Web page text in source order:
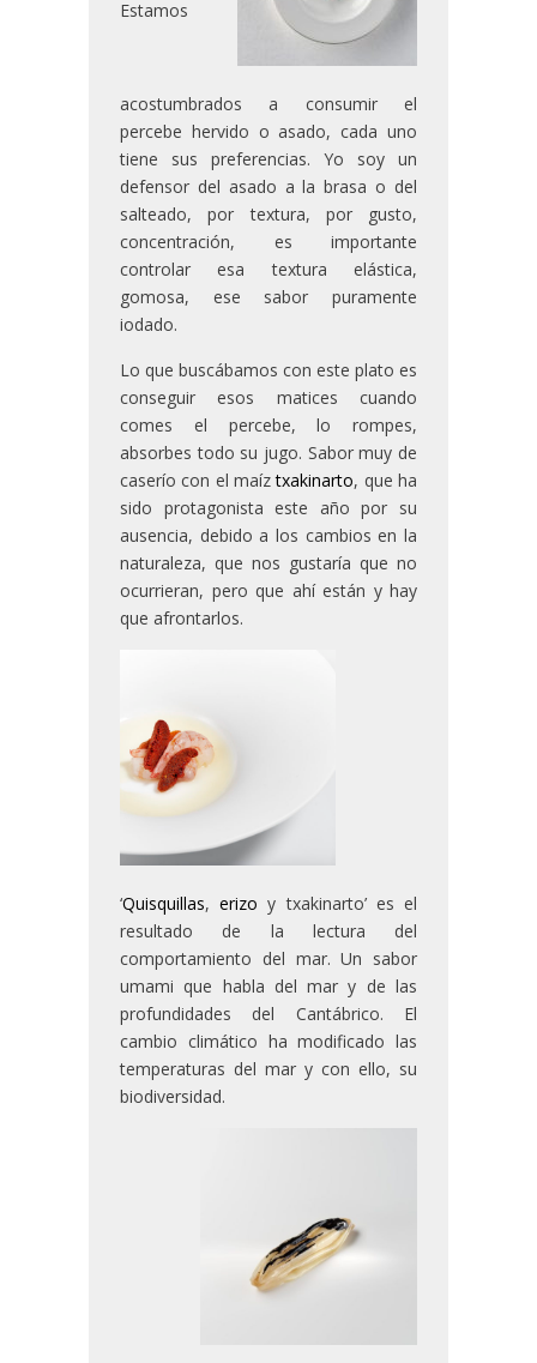
Estamos
acostumbrados a consumir el
percebe hervido o asado, cada uno
tiene sus preferencias. Yo soy un
defensor del asado a la brasa o del
salteado, por textura, por gusto,
concentración, es importante
controlar esa textura elástica,
gomosa, ese sabor puramente
iodado.
Lo que buscábamos con este plato es
conseguir esos matices cuando
comes el percebe, lo rompes,
absorbes todo su jugo. Sabor muy de
caserío con el maíztxakinarto, que ha
sido protagonista este año por su
ausencia, debido a los cambios en la
naturaleza, que nos gustaría que no
ocurrieran, pero que ahí están y hay
que afrontarlos.
‘Quisquillas,erizo y txakinarto’ es el
resultado de la lectura del
comportamiento del mar. Un sabor
umami que habla del mar y de las
profundidades del Cantábrico. El
cambio climático ha modificado las
temperaturas del mar y con ello, su
biodiversidad.